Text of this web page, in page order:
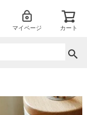
マイページ カート